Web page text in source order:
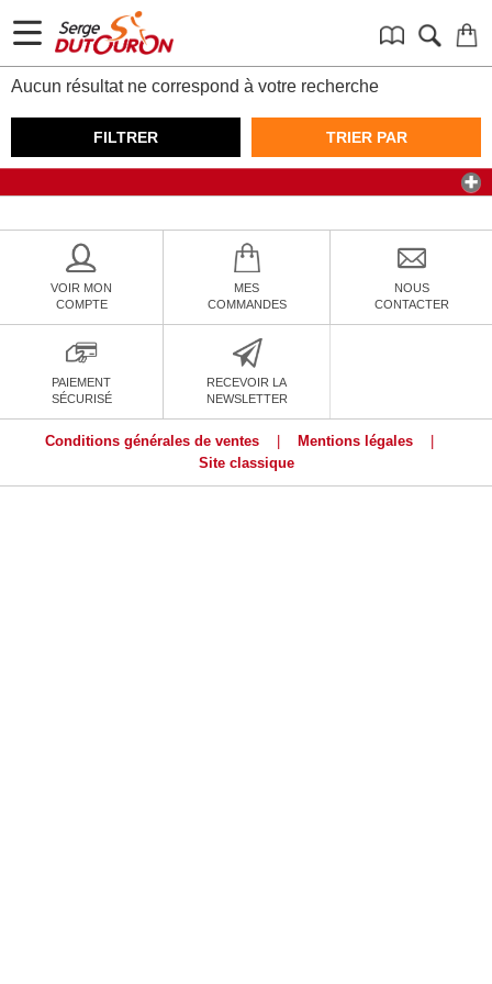
Aucun résultat ne correspond à votre recherche
FILTRER TRIER PAR
VOIR MON
COMPTE
MES
COMMANDES
NOUS
CONTACTER
PAIEMENT
SÉCURISÉ
RECEVOIR LA
NEWSLETTER
Conditions générales de ventes Mentions légales
Site classique